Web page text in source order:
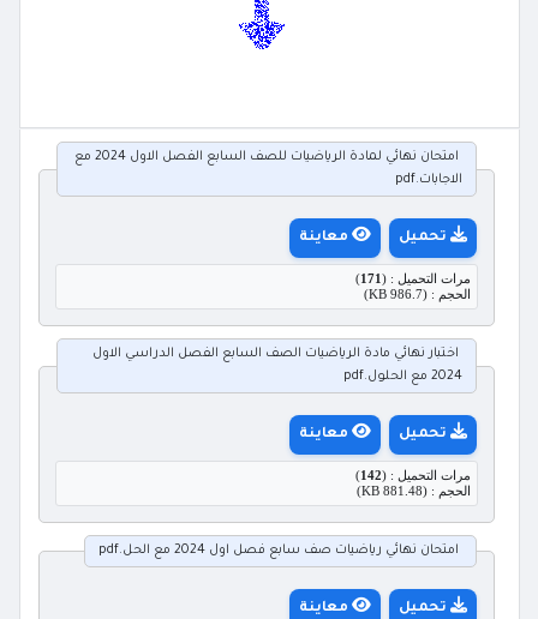
امتحان نهائي لمادة الرياضيات للصف السابع الفصل الاول 2024 مع
الاجابات.pdf
تحميل معاينة
مرات التحميل : (171
)
الحجم : (986.7 KB)
اختبار نهائي مادة الرياضيات الصف السابع الفصل الدراسي الاول
2024 مع الحلول.pdf
تحميل معاينة
مرات التحميل : (142
)
الحجم : (881.48 KB)
امتحان نهائي رياضيات صف سابع فصل اول 2024 مع الحل.pdf
تحميل معاينة